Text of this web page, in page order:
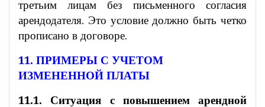
третьим лицам без письменного согласия
арендодателя. Это условие должно быть четко
прописано в договоре.
11. ПРИМЕРЫ С УЧЕТОМ
ИЗМЕНЕННОЙ ПЛАТЫ
11.1. Ситуация с повышением арендной